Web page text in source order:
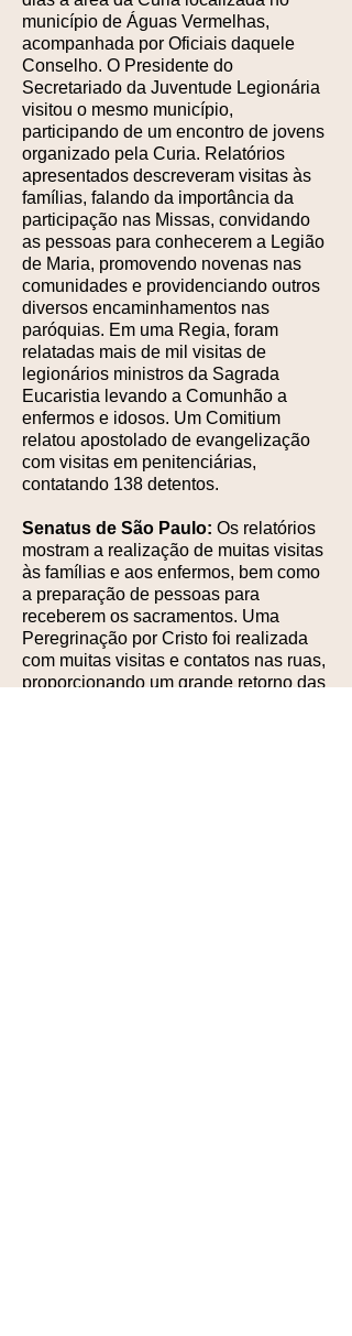
município de Águas Vermelhas,
acompanhada por Oficiais daquele
Conselho. O Presidente do
Secretariado da Juventude Legionária
visitou o mesmo município,
participando de um encontro de jovens
organizado pela Curia. Relatórios
apresentados descreveram visitas às
famílias, falando da importância da
participação nas Missas, convidando
as pessoas para conhecerem a Legião
de Maria, promovendo novenas nas
comunidades e providenciando outros
diversos encaminhamentos nas
paróquias. Em uma Regia, foram
relatadas mais de mil visitas de
legionários ministros da Sagrada
Eucaristia levando a Comunhão a
enfermos e idosos. Um Comitium
relatou apostolado de evangelização
com visitas em penitenciárias,
contatando 138 detentos.
Senatus de São Paulo: Os relatórios
mostram a realização de muitas visitas
às famílias e aos enfermos, bem como
a preparação de pessoas para
receberem os sacramentos. Uma
Peregrinação por Cristo foi realizada
com muitas visitas e contatos nas ruas,
proporcionando um grande retorno das